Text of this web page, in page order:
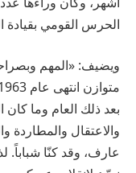
الحرس القومي بقيادة
ويضيف: «المهم
بعد ذلك العام وما
والاعتقال والمطاردة
عارف، وقد كنّا شباباً.